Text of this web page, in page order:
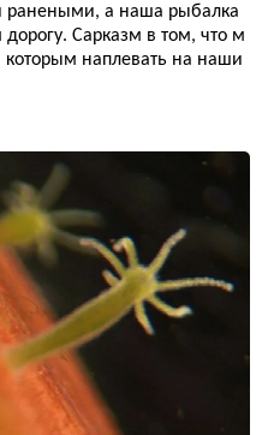
ранеными, а наша рыбалка
Сарказм в том, что м
которым наплевать на наши